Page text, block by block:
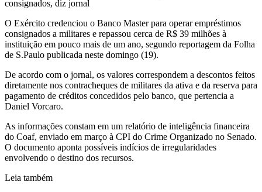
O Exército credenciou o Banco Master para operar empréstimos
consignados a militares e repassou cerca de R$ 39 milhões à
instituição em pouco mais de um ano, segundo reportagem da Folha
de S.Paulo publicada neste domingo (19).
De acordo com o jornal, os valores correspondem a descontos feitos
diretamente nos contracheques de militares da ativa e da reserva para
pagamento de créditos concedidos pelo banco, que pertencia a
Daniel Vorcaro.
As informações constam em um relatório de inteligência financeira
do Coaf, enviado em março à CPI do Crime Organizado no Senado.
O documento aponta possíveis indícios de irregularidades
envolvendo o destino dos recursos.
Leia também